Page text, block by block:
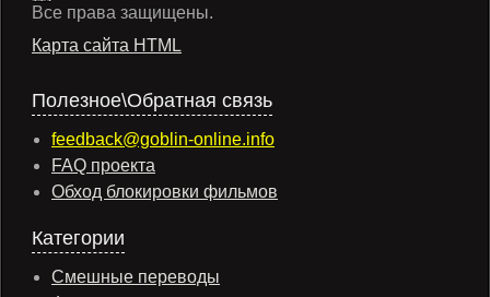
Все права защищены.
Карта сайта HTML
Полезное\Обратная связь
feedback@goblin-online.info
FAQ проекта
Обход блокировки фильмов
Категории
Смешные переводы